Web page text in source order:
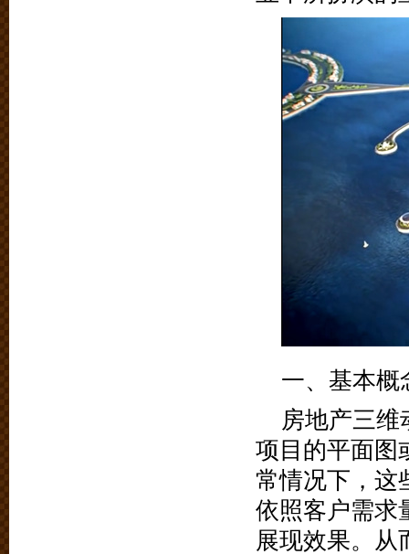
一、基本概
房地产三
项目的平面图
常情况下，这
依照客户需求
展现效果。从